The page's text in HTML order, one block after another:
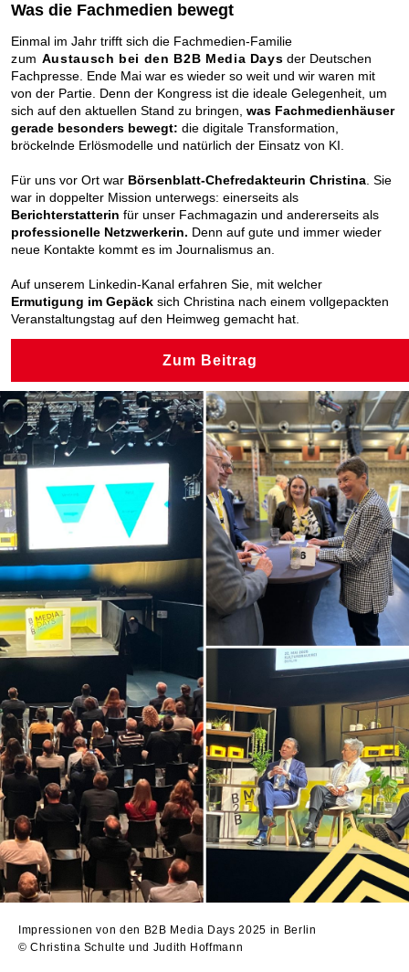
Was die Fachmedien bewegt
Einmal im Jahr trifft sich die Fachmedien-Familie
zum Austausch bei den B2B Media Days der Deutschen
Fachpresse. Ende Mai war es wieder so weit und wir waren mit
von der Partie. Denn der Kongress ist die ideale Gelegenheit, um
sich auf den aktuellen Stand zu bringen, was Fachmedienhäuser
gerade besonders bewegt: die digitale Transformation,
bröckelnde Erlösmodelle und natürlich der Einsatz von KI.
Für uns vor Ort war Börsenblatt-Chefredakteurin Christina . Sie
war in doppelter Mission unterwegs: einerseits als
Berichterstatterin für unser Fachmagazin und andererseits als
professionelle Netzwerkerin. Denn auf gute und immer wieder
neue Kontakte kommt es im Journalismus an.
Auf unserem Linkedin-Kanal erfahren Sie, mit welcher
Ermutigung im Gepäck sich Christina nach einem vollgepackten
Veranstaltungstag auf den Heimweg gemacht hat.
Zum Beitrag
Impressionen von den B2B Media Days 2025 in Berlin
© Christina Schulte und Judith Hoffmann